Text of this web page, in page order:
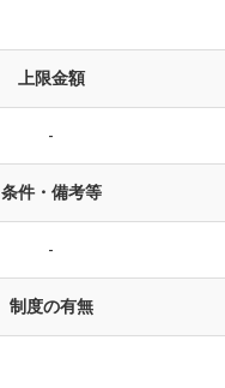
上限金額
-
条件・備考等
-
制度の有無